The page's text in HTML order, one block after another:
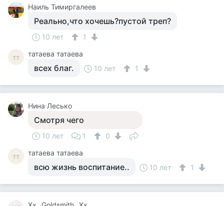
Наиль Тимиргалеев
Реально,что хочешь?пустой треп?
10 лет 1
тт татаева татаева
всех благ. 10 лет 1
Нина Лесько
Смотря чего
10 лет 1 0
тт татаева татаева
всю жизнь воспитание.. 10 лет 1